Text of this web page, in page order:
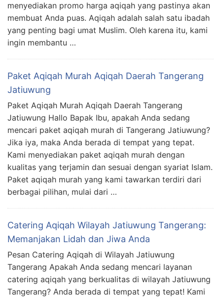
menyediakan promo harga aqiqah yang pastinya akan
membuat Anda puas. Aqiqah adalah salah satu ibadah
yang penting bagi umat Muslim. Oleh karena itu, kami
ingin membantu …
Paket Aqiqah Murah Aqiqah Daerah Tangerang
Jatiuwung
Paket Aqiqah Murah Aqiqah Daerah Tangerang
Jatiuwung Hallo Bapak Ibu, apakah Anda sedang
mencari paket aqiqah murah di Tangerang Jatiuwung?
Jika iya, maka Anda berada di tempat yang tepat.
Kami menyediakan paket aqiqah murah dengan
kualitas yang terjamin dan sesuai dengan syariat Islam.
Paket aqiqah murah yang kami tawarkan terdiri dari
berbagai pilihan, mulai dari …
Catering Aqiqah Wilayah Jatiuwung Tangerang:
Memanjakan Lidah dan Jiwa Anda
Pesan Catering Aqiqah di Wilayah Jatiuwung
Tangerang Apakah Anda sedang mencari layanan
catering aqiqah yang berkualitas di wilayah Jatiuwung
Tangerang? Anda berada di tempat yang tepat! Kami